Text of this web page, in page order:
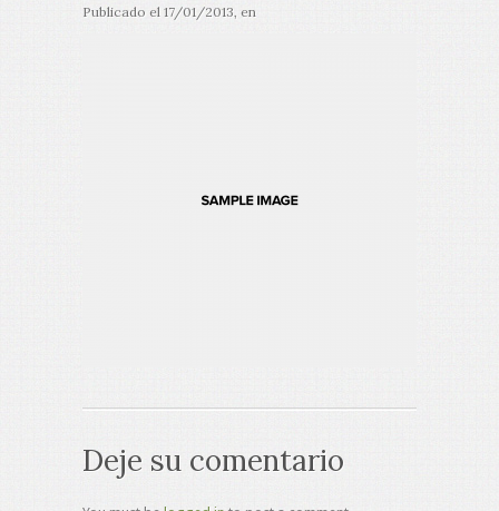
Publicado el 17/01/2013 , en
Deje su comentario